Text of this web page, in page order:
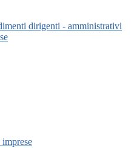
dirigenti - amministrativi